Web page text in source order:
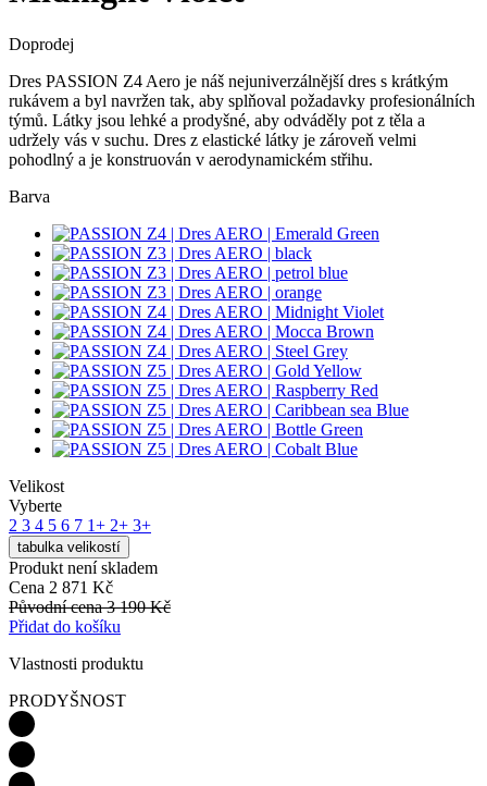
Doprodej
Dres PASSION Z4 Aero je náš nejuniverzálnější dres s krátkým
rukávem a byl navržen tak, aby splňoval požadavky profesionálních
týmů. Látky jsou lehké a prodyšné, aby odváděly pot z těla a
udržely vás v suchu. Dres z elastické látky je zároveň velmi
pohodlný a je konstruován v aerodynamickém střihu.
Barva
Velikost
Vyberte
2 3 4 5 6 7 1+ 2+ 3+
tabulka velikostí
Produkt není skladem
Cena 2 871 Kč
Původní cena3 190 Kč
Přidat do košíku
Vlastnosti produktu
PRODYŠNOST